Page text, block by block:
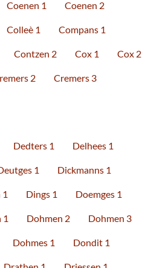
Coenen 1 Coenen 2
Colleè 1 Compans 1
Contzen 2 Cox 1 Cox 2
2 Cremers 3
Dedters 1 Delhees 1
1 Dickmanns 1
Dings 1 Doemges 1
1 Dohmen 2 Dohmen 3
Dohmes 1 Dondit 1